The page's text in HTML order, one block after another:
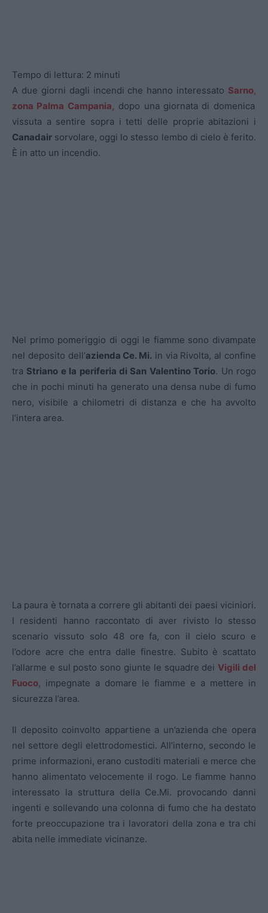
Tempo di lettura: 2 minuti
A due giorni dagli incendi che hanno interessato Sarno,
zona Palma Campania, dopo una giornata di domenica
vissuta a sentire sopra i tetti delle proprie abitazioni i
Canadair sorvolare, oggi lo stesso lembo di cielo è ferito.
È in atto un incendio.
Nel primo pomeriggio di oggi le fiamme sono divampate
nel deposito dell’azienda Ce. Mi. in via Rivolta, al confine
tra Striano e la periferia di San Valentino Torio. Un rogo
che in pochi minuti ha generato una densa nube di fumo
nero, visibile a chilometri di distanza e che ha avvolto
l’intera area.
La paura è tornata a correre gli abitanti dei paesi viciniori.
I residenti hanno raccontato di aver rivisto lo stesso
scenario vissuto solo 48 ore fa, con il cielo scuro e
l’odore acre che entra dalle finestre. Subito è scattato
l’allarme e sul posto sono giunte le squadre deiVigili del
Fuoco, impegnate a domare le fiamme e a mettere in
sicurezza l’area.
Il deposito coinvolto appartiene a un’azienda che opera
nel settore degli elettrodomestici. All’interno, secondo le
prime informazioni, erano custoditi materiali e merce che
hanno alimentato velocemente il rogo. Le fiamme hanno
interessato la struttura della Ce.Mi. provocando danni
ingenti e sollevando una colonna di fumo che ha destato
forte preoccupazione tra i lavoratori della zona e tra chi
abita nelle immediate vicinanze.